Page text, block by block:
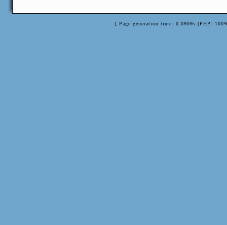
[ Page generation time: 0.0909s (PHP: